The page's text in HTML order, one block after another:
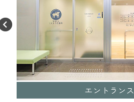
エントランス